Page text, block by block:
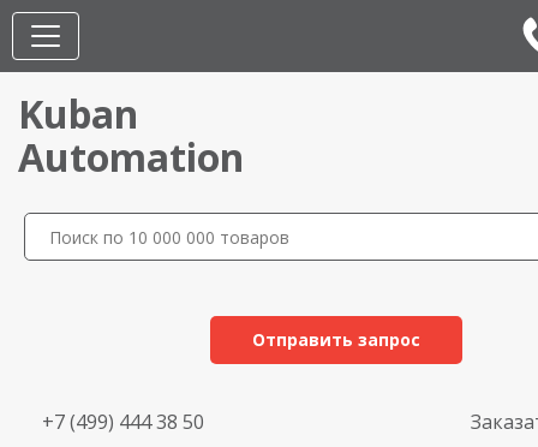
Kuban
Automation
Отправить запрос
+7 (499) 444 38 50